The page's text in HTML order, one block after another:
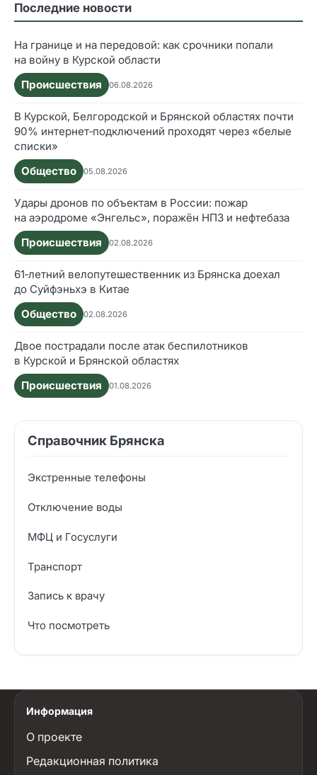
Последние новости
На границе и на передовой: как срочники попали
на войну в Курской области
Происшествия
06.08.2026
В Курской, Белгородской и Брянской областях почти
90% интернет‑подключений проходят через «белые
списки»
Общество
05.08.2026
Удары дронов по объектам в России: пожар
на аэродроме «Энгельс», поражён НПЗ и нефтебаза
Происшествия
02.08.2026
61‑летний велопутешественник из Брянска доехал
до Суйфэньхэ в Китае
Общество
02.08.2026
Двое пострадали после атак беспилотников
в Курской и Брянской областях
Происшествия
01.08.2026
Справочник Брянска
Экстренные телефоны
Отключение воды
МФЦ и Госуслуги
Транспорт
Запись к врачу
Что посмотреть
Информация
О проекте
Редакционная политика